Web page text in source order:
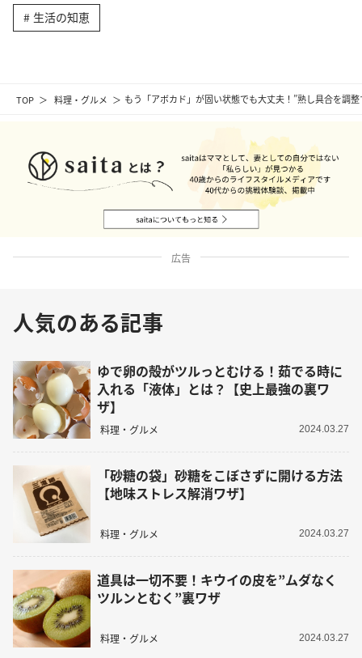
TOP 料理・グルメ もう「アボカド」が固い状態でも大丈夫！”熟し具合を調
生活の知恵
広告
人気のある記事
ゆで卵の殻がツルっとむける！茹でる時に
入れる「液体」とは？【史上最強の裏ワ
ザ】
料理・グルメ 2024.03.27
「砂糖の袋」砂糖をこぼさずに開ける方法
【地味ストレス解消ワザ】
料理・グルメ 2024.03.27
道具は一切不要！キウイの皮を”ムダなく
ツルンとむく”裏ワザ
料理・グルメ 2024.03.27